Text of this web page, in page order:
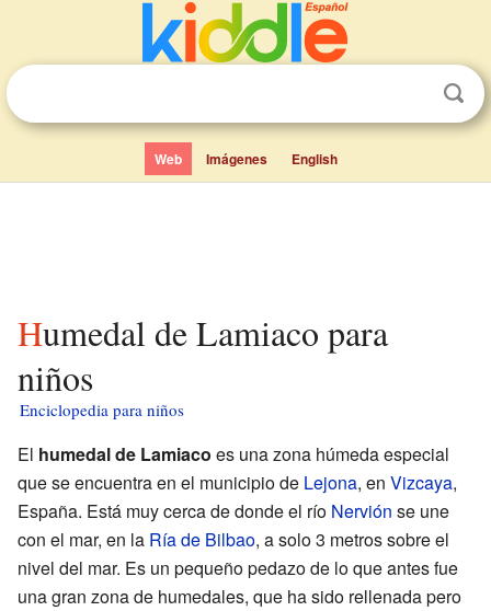
Web Imágenes English
Humedal de Lamiaco para
niños
Enciclopedia para niños
El humedal de Lamiaco es una zona húmeda especial
que se encuentra en el municipio de Lejona, en Vizcaya,
España. Está muy cerca de donde el río Nervión se une
con el mar, en la Ría de Bilbao, a solo 3 metros sobre el
nivel del mar. Es un pequeño pedazo de lo que antes fue
una gran zona de humedales, que ha sido rellenada pero